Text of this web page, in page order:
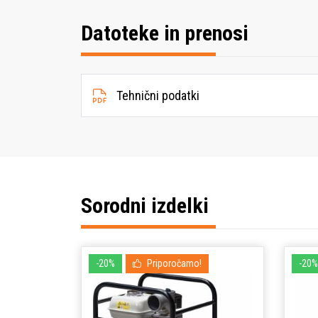
Datoteke in prenosi
Tehnični podatki
Sorodni izdelki
-20% Priporočamo! -20%